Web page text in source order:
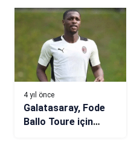
4 yıl önce
Galatasaray, Fode
Ballo Toure için